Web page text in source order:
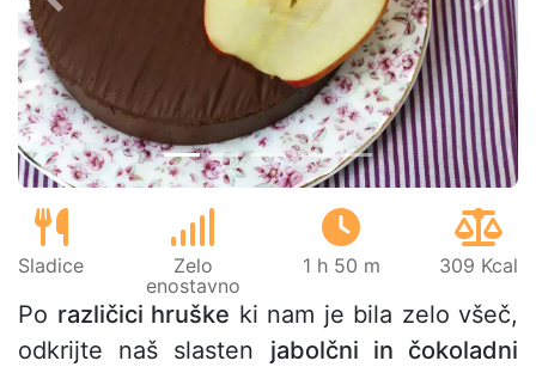
Prejšnji
Sladice
Zelo
enostavno
1 h 50 m 309 Kcal
Po različici hruške ki nam je bila zelo všeč,
odkrijte naš slasten jabolčni in čokoladni